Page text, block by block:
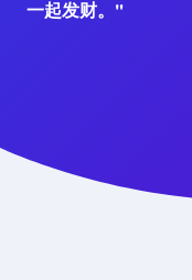
一起发财。"